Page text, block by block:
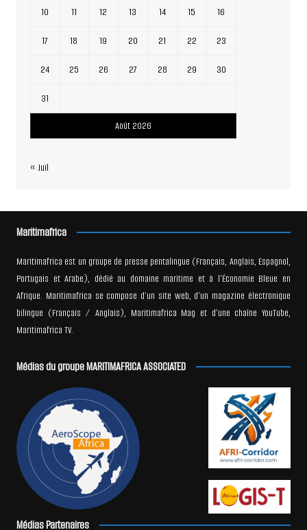
Août 2026
10 11 12 13 14 15 16
17 18 19 20 21 22 23
24 25 26 27 28 29 30
31
« Juil
Maritimafrica
Maritimafrica est un groupe de presse pentalingue (Français, Anglais, Espagnol,
Portugais et Arabe), dédié au domaine maritime et à l’Économie Bleue en
Afrique. Maritimafrica se compose d’un site web, d’un magazine électronique
bilingue (Français / Anglais), Maritimafrica Mag et d’une chaîne YouTube,
Maritimafrica TV.
Médias du groupe MARITIMAFRICA ASSOCIATED
Médias Partenaires